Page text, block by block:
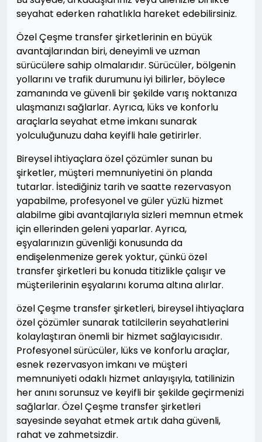
seyahat ederken rahatlıkla hareket edebilirsiniz.
Özel Çeşme transfer şirketlerinin en büyük
avantajlarından biri, deneyimli ve uzman
sürücülere sahip olmalarıdır. Sürücüler, bölgenin
yollarını ve trafik durumunu iyi bilirler, böylece
zamanında ve güvenli bir şekilde varış noktanıza
ulaşmanızı sağlarlar. Ayrıca, lüks ve konforlu
araçlarla seyahat etme imkanı sunarak
yolculuğunuzu daha keyifli hale getirirler.
Bireysel ihtiyaçlara özel çözümler sunan bu
şirketler, müşteri memnuniyetini ön planda
tutarlar. İstediğiniz tarih ve saatte rezervasyon
yapabilme, profesyonel ve güler yüzlü hizmet
alabilme gibi avantajlarıyla sizleri memnun etmek
için ellerinden geleni yaparlar. Ayrıca,
eşyalarınızın güvenliği konusunda da
endişelenmenize gerek yoktur, çünkü özel
transfer şirketleri bu konuda titizlikle çalışır ve
müşterilerinin eşyalarını koruma altına alırlar.
özel Çeşme transfer şirketleri, bireysel ihtiyaçlara
özel çözümler sunarak tatilcilerin seyahatlerini
kolaylaştıran önemli bir hizmet sağlayıcısıdır.
Profesyonel sürücüler, lüks ve konforlu araçlar,
esnek rezervasyon imkanı ve müşteri
memnuniyeti odaklı hizmet anlayışıyla, tatilinizin
her anını sorunsuz ve keyifli bir şekilde geçirmenizi
sağlarlar. Özel Çeşme transfer şirketleri
sayesinde seyahat etmek artık daha güvenli,
rahat ve zahmetsizdir.